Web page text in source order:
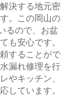
決する地元密
。 この岡山の
るので、お盆
も安心です。
することがで
漏れ修理を行
やキッチン、
しています。